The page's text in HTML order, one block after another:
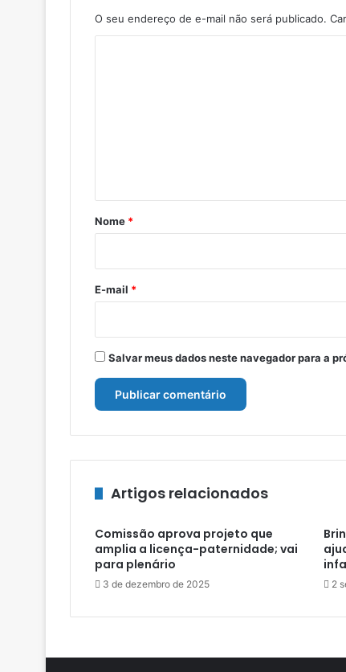
O seu endereço de e-mail não será publicado.
r
*
Nome *
E-mail *
Salvar meus dados neste navegador para a
Artigos relacionados
Comissão aprova projeto que
amplia a licença-paternidade; vai
para plenário
3 de dezembro de 2025 2